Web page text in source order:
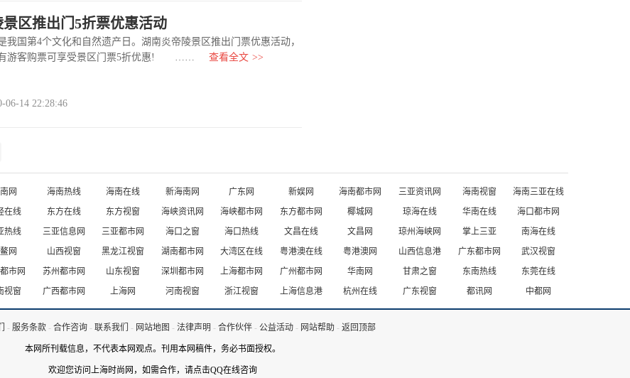
区推出门5折票优惠活动
国第4个文化和自然遗产日。湖南炎帝陵景区推出门票优惠活动，
有游客购票可享受景区门票5折优惠! ……
查看全文 >>
14 22:28:46
网 海南热线 海南在线 新海南网 广东网 新娱网 海南都市网 三亚资讯网 海南视窗
海南三亚在线
在线 东方在线 东方视窗 海峡资讯网 海峡都市网 东方都市网 椰城网 琼海在线 华南在线
海口都市网
热线 三亚信息网 三亚都市网 海口之窗 海口热线 文昌在线 文昌网 琼州海峡网 掌上三亚
南海在线
网 山西视窗 黑龙江视窗 湖南都市网 大湾区在线 粤港澳在线 粤港澳网 山西信息港 广东都市网
武汉视窗
市网 苏州都市网 山东视窗 深圳都市网 上海都市网 广州都市网 华南网 甘肃之窗 东南热线
东莞在线
视窗 广西都市网 上海网 河南视窗 浙江视窗 上海信息港 杭州在线 广东视窗 都讯网 中都网
- 服务条款 - 合作咨询 - 联系我们 - 网站地图 - 法律声明 - 合作伙伴 - 公益活动 - 网站帮助 - 返回顶部
本网所刊载信息，不代表本网观点。刊用本网稿件，务必书面授权。
欢迎您访问上海时尚网，如需合作， 请点击QQ在线咨询